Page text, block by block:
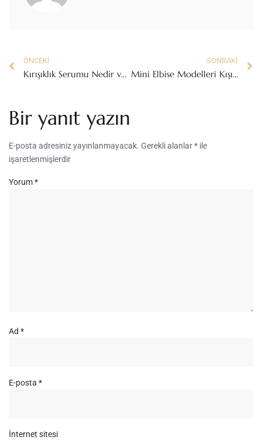
ÖNCEKI
Kırışıklık Serumu Nedir ve Nasıl Kullanılır?
SONRAKI
Mini Elbise Modelleri Kışın Nasıl Kombinlenir?
Bir yanıt yazın
E-posta adresiniz yayınlanmayacak. Gerekli alanlar* ile
işaretlenmişlerdir
Yorum*
Ad *
E-posta *
İnternet sitesi